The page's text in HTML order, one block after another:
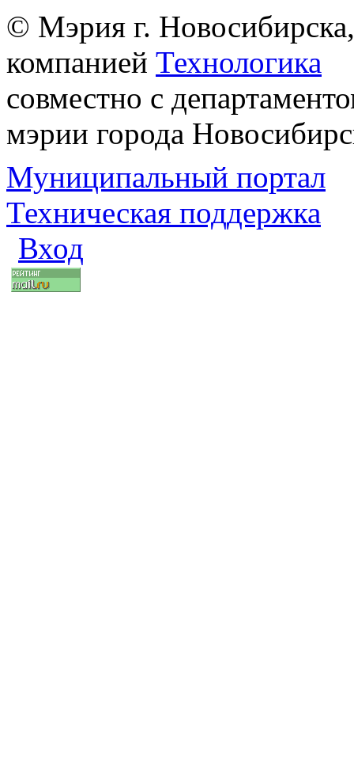
© Мэрия г.
компанией Технологика
совместно с
мэрии города
Муниципальный портал
Техническая поддержка
Вход